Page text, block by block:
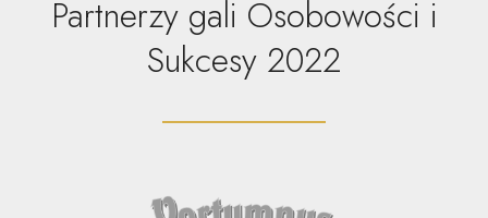
Partnerzy gali Osobowości i
Sukcesy 2022